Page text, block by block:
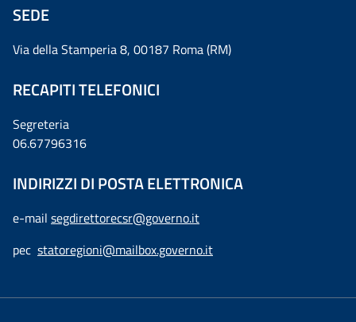
SEDE
Via della Stamperia 8, 00187 Roma (RM)
RECAPITI TELEFONICI
Segreteria
06.67796316
INDIRIZZI DI POSTA ELETTRONICA
e-mail segdirettorecsr@governo.it
pec statoregioni@mailbox.governo.it